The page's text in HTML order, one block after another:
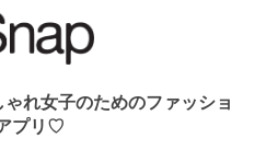
れ女子のためのファッショ
プリ♡